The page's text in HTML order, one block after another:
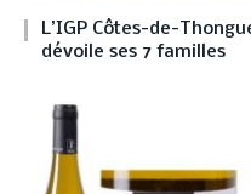
L’IGP Côtes-de-
dévoile ses 7 familles